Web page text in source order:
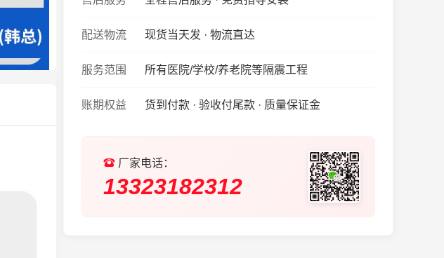
配送物流 现货当天发 · 物流直达
服务范围 所有医院/学校/养老院等隔震工程
账期权益 货到付款 · 验收付尾款 · 质量保证金
厂家电话：
13323182312